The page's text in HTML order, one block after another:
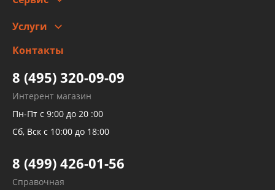
Заправка кондиционера авто
Детейлинг
Услуги
высокого давления
Тормозных трубок
Рукавов гидроусилителей
Рукавов компрессоров и турбин
Трубок кондиционеров
Развертка пайка медных стальных
алюминиевых трубок и штуцеров
Контакты
8 (495) 320-09-09
Интерент магазин
Пн-Пт с 9:00 до 20 :00
Сб, Вск с 10:00 до 18:00
8 (499) 426-01-56
Справочная